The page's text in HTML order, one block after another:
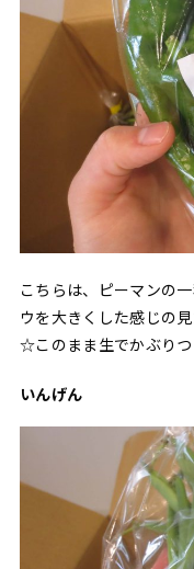
こちらは、ピーマンの
ウを大きくした感じの
☆このまま生でかぶり
いんげん